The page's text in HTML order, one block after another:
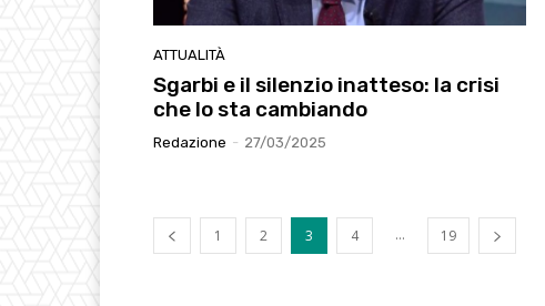
ATTUALITÀ
Sgarbi e il silenzio inatteso: la crisi
che lo sta cambiando
Redazione - 27/03/2025
1 2 3 4 ... 19